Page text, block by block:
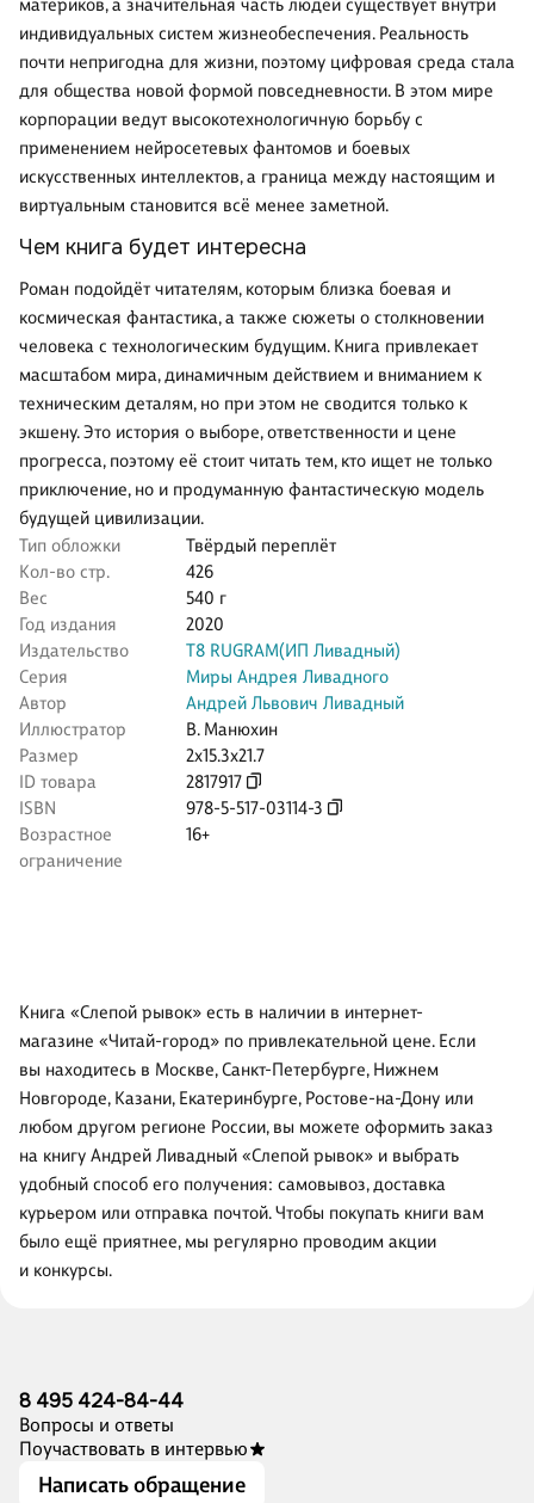
материков, а значительная часть людей существует внутри
индивидуальных систем жизнеобеспечения. Реальность
почти непригодна для жизни, поэтому цифровая среда стала
для общества новой формой повседневности. В этом мире
корпорации ведут высокотехнологичную борьбу с
применением нейросетевых фантомов и боевых
искусственных интеллектов, а граница между настоящим и
виртуальным становится всё менее заметной.
Чем книга будет интересна
Роман подойдёт читателям, которым близка боевая и
космическая фантастика, а также сюжеты о столкновении
человека с технологическим будущим. Книга привлекает
масштабом мира, динамичным действием и вниманием к
техническим деталям, но при этом не сводится только к
экшену. Это история о выборе, ответственности и цене
прогресса, поэтому её стоит читать тем, кто ищет не только
приключение, но и продуманную фантастическую модель
будущей цивилизации.
Тип обложки
Твёрдый переплёт
Кол-во стр.
426
Вес
540 г
Год издания
2020
Издательство
Т8 RUGRAM(ИП Ливадный)
Серия
Миры Андрея Ливадного
Автор
Андрей Львович Ливадный
Иллюстратор
В. Манюхин
Размер
2x15.3x21.7
ID товара
2817917
ISBN
978-5-517-03114-3
Возрастное
ограничение
16+
Книга «Слепой рывок» есть в наличии в интернет-
магазине «Читай-город» по привлекательной цене. Если
вы находитесь в Москве, Санкт-Петербурге, Нижнем
Новгороде, Казани, Екатеринбурге, Ростове-на-Дону или
любом другом регионе России, вы можете оформить заказ
на книгу Андрей Ливадный «Слепой рывок» и выбрать
удобный способ его получения: самовывоз, доставка
курьером или отправка почтой. Чтобы покупать книги вам
было ещё приятнее, мы регулярно проводим акции
и конкурсы.
8 495 424-84-44
Вопросы и ответы
Поучаствовать в интервью
Написать обращение